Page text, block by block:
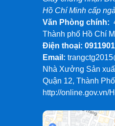
Hồ Chí Minh cấp
Văn Phòng chính:
Thành phố Hồ Chí
Điện thoại:
Email:
Nhà Xưởng Sản
Quận 12, Thành
http://online.gov.vn/